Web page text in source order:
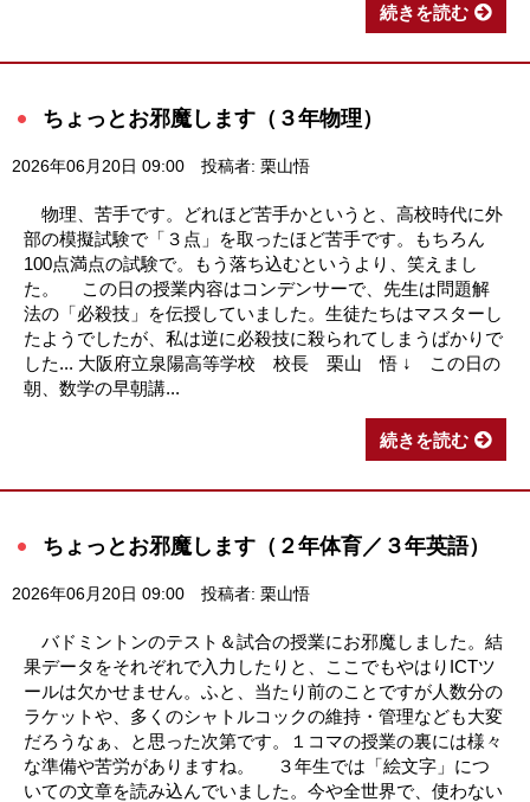
続きを読む
ちょっとお邪魔します（３年物理）
2026年06月20日 09:00 投稿者: 栗山悟
物理、苦手です。どれほど苦手かというと、高校時代に外
部の模擬試験で「３点」を取ったほど苦手です。もちろん
100点満点の試験で。もう落ち込むというより、笑えまし
た。 この日の授業内容はコンデンサーで、先生は問題解
法の「必殺技」を伝授していました。生徒たちはマスターし
たようでしたが、私は逆に必殺技に殺られてしまうばかりで
した... 大阪府立泉陽高等学校 校長 栗山 悟 ↓ この日の
朝、数学の早朝講...
続きを読む
ちょっとお邪魔します（２年体育／３年英語）
2026年06月20日 09:00 投稿者: 栗山悟
バドミントンのテスト＆試合の授業にお邪魔しました。結
果データをそれぞれで入力したりと、ここでもやはりICTツ
ールは欠かせません。ふと、当たり前のことですが人数分の
ラケットや、多くのシャトルコックの維持・管理なども大変
だろうなぁ、と思った次第です。１コマの授業の裏には様々
な準備や苦労がありますね。 ３年生では「絵文字」につ
いての文章を読み込んでいました。今や全世界で、使わない